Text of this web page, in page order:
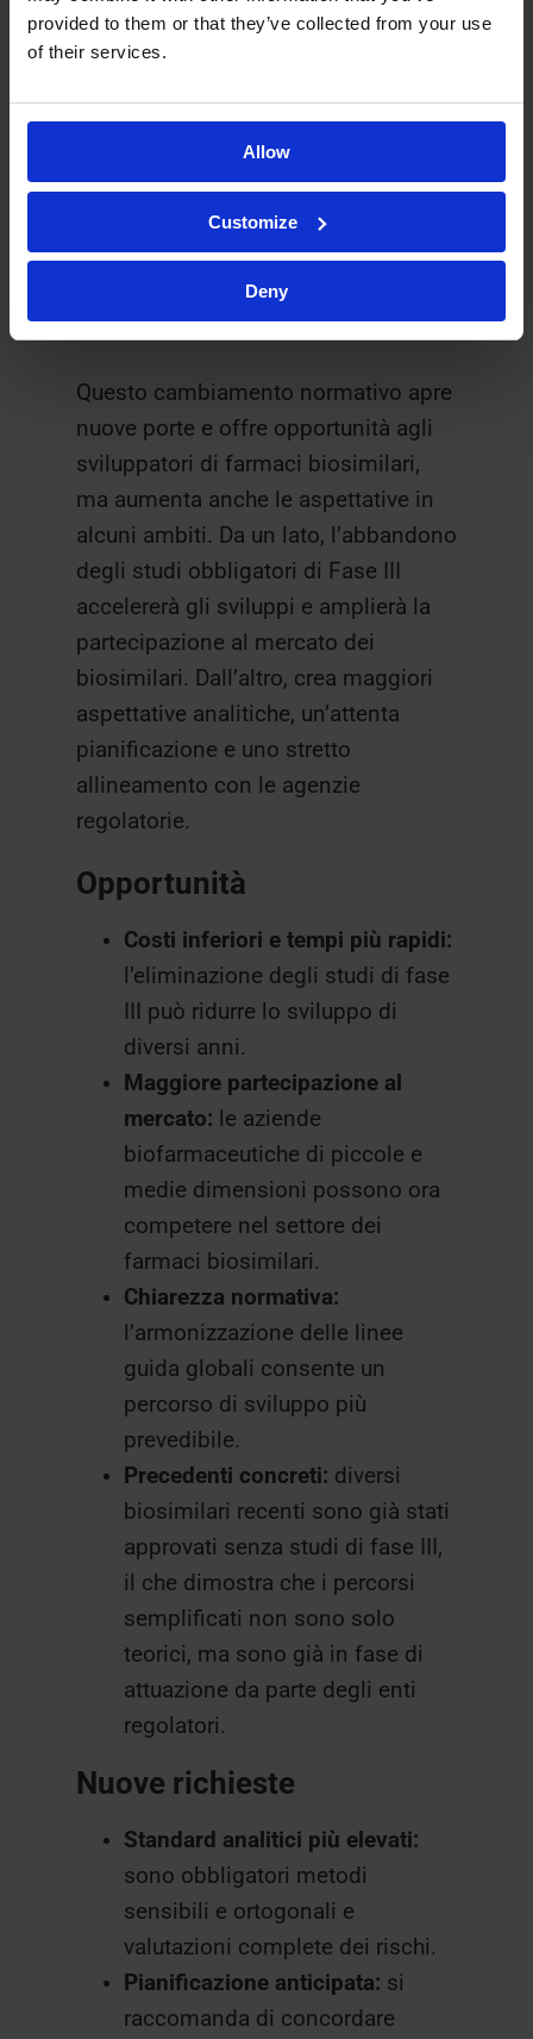
provided to them or that they’ve collected from your use
of their services.
Allow
Customize
Deny
Cosa significa
questo per gli
sviluppatori di
farmaci
biosimilari
Questo cambiamento normativo apre
nuove porte e offre opportunità agli
sviluppatori di farmaci biosimilari,
ma aumenta anche le aspettative in
alcuni ambiti. Da un lato, l’abbandono
degli studi obbligatori di Fase III
accelererà gli sviluppi e amplierà la
partecipazione al mercato dei
biosimilari. Dall’altro, crea maggiori
aspettative analitiche, un’attenta
pianificazione e uno stretto
allineamento con le agenzie
regolatorie.
Opportunità
Costi inferiori e tempi più rapidi:
l’eliminazione degli studi di fase
III può ridurre lo sviluppo di
diversi anni.
Maggiore partecipazione al
mercato: le aziende
biofarmaceutiche di piccole e
medie dimensioni possono ora
competere nel settore dei
farmaci biosimilari.
Chiarezza normativa:
l’armonizzazione delle linee
guida globali consente un
percorso di sviluppo più
prevedibile.
Precedenti concreti: diversi
biosimilari recenti sono già stati
approvati senza studi di fase III,
il che dimostra che i percorsi
semplificati non sono solo
teorici, ma sono già in fase di
attuazione da parte degli enti
regolatori.
Nuove richieste
Standard analitici più elevati:
sono obbligatori metodi
sensibili e ortogonali e
valutazioni complete dei rischi.
Pianificazione anticipata: si
raccomanda di concordare